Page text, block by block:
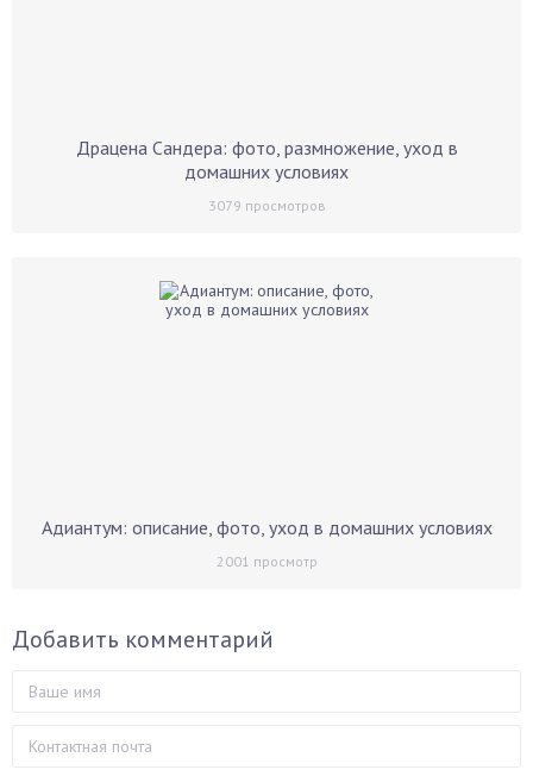
Драцена Сандера: фото, размножение, уход в
домашних условиях
3079 просмотров
Адиантум: описание, фото, уход в домашних условиях
2001 просмотр
Добавить комментарий